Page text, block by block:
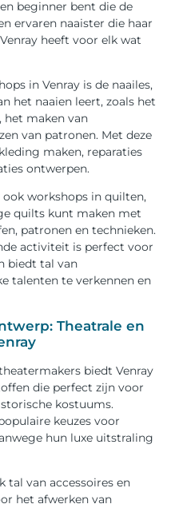
beginner bent die de
ervaren naaister die haar
heeft voor elk wat
in Venray is de naailes,
het naaien leert, zoals het
het maken van
van patronen. Met deze
maken, reparaties
ontwerpen.
ook workshops in quilten,
quilts kunt maken met
patronen en technieken.
activiteit is perfect voor
biedt tal van
talenten te verkennen en
Theatrale en
biedt Venray
die perfect zijn voor
kostuums.
keuzes voor
hun luxe uitstraling
tal van accessoires en
het afwerken van